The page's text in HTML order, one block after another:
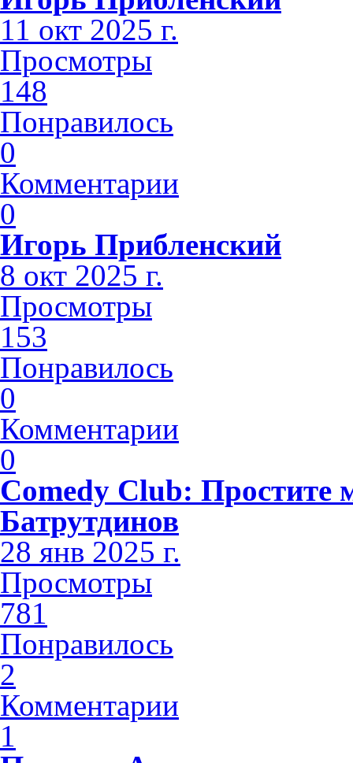
11 окт 2025 г.
Просмотры
148
Понравилось
0
Комментарии
0
Игорь Прибленский
8 окт 2025 г.
Просмотры
153
Понравилось
0
Комментарии
0
Comedy Club:
Батрутдинов
28 янв 2025 г.
Просмотры
781
Понравилось
2
Комментарии
1